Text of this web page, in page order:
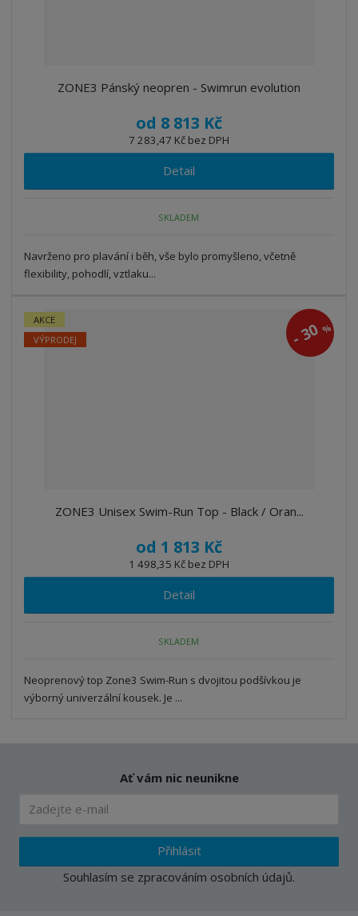
ZONE3 Pánský neopren - Swimrun evolution
od 8 813 Kč
7 283,47 Kč bez DPH
Detail
SKLADEM
Navrženo pro plavání i běh, vše bylo promyšleno, včetně
flexibility, pohodlí, vztlaku...
-30%
AKCE
VÝPRODEJ
ZONE3 Unisex Swim-Run Top - Black / Oran...
od 1 813 Kč
1 498,35 Kč bez DPH
Detail
SKLADEM
Neoprenový top Zone3 Swim-Run s dvojitou podšívkou je
výborný univerzální kousek. Je ...
Ať vám nic neunikne
Přihlásit
Souhlasím se zpracováním osobních údajů.